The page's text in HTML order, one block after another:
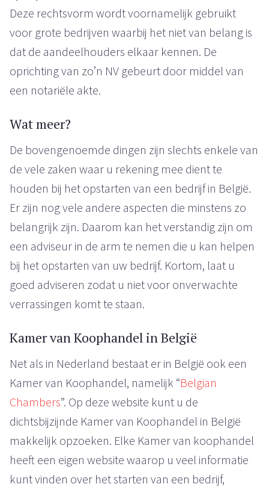
Deze rechtsvorm wordt voornamelijk gebruikt
voor grote bedrijven waarbij het niet van belang is
dat de aandeelhouders elkaar kennen. De
oprichting van zo’n NV gebeurt door middel van
een notariële akte.
Wat meer?
De bovengenoemde dingen zijn slechts enkele van
de vele zaken waar u rekening mee dient te
houden bij het opstarten van een bedrijf in België.
Er zijn nog vele andere aspecten die minstens zo
belangrijk zijn. Daarom kan het verstandig zijn om
een adviseur in de arm te nemen die u kan helpen
bij het opstarten van uw bedrijf. Kortom, laat u
goed adviseren zodat u niet voor onverwachte
verrassingen komt te staan.
Kamer van Koophandel in België
Net als in Nederland bestaat er in België ook een
Kamer van Koophandel, namelijk “Belgian
Chambers”. Op deze website kunt u de
dichtsbijzijnde Kamer van Koophandel in België
makkelijk opzoeken. Elke Kamer van koophandel
heeft een eigen website waarop u veel informatie
kunt vinden over het starten van een bedrijf,